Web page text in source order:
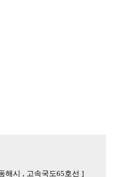
해시 , 고속국도65호선 ]